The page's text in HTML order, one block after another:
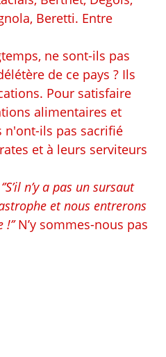
Beretti. Entre
ne sont-ils pas
de ce pays ? Ils
Pour satisfaire
alimentaires et
n'ont-ils pas sacrifié
et à leurs serviteurs
‘’S’il n’y a pas un sursaut
et nous entrerons
N’y sommes-nous pas